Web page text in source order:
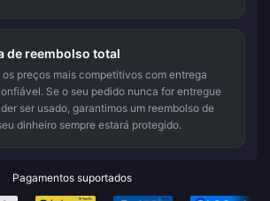
de reembolso total
preços mais competitivos com entrega
Se o seu pedido nunca for entregue
ser usado, garantimos um reembolso de
dinheiro sempre estará protegido.
Pagamentos suportados